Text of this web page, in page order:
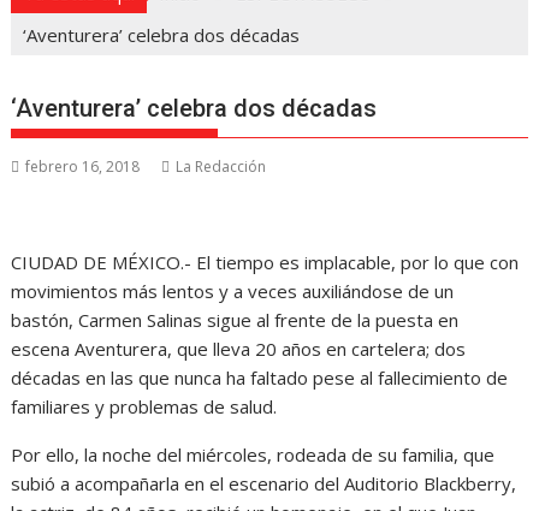
‘Aventurera’ celebra dos décadas
‘Aventurera’ celebra dos décadas
febrero 16, 2018 La Redacción
CIUDAD DE MÉXICO.- El tiempo es implacable, por lo que con
movimientos más lentos y a veces auxiliándose de un
bastón, Carmen Salinas sigue al frente de la puesta en
escena Aventurera, que lle­va 20 años en cartelera; dos
décadas en las que nunca ha faltado pese al fallecimiento de
familiares y problemas de salud.
Por ello, la noche del miér­coles, rodeada de su fami­lia, que
subió a acompañarla en el escenario del Audito­rio Blackberry,